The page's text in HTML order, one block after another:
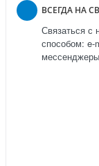
ВСЕГДА НА
Связаться
способом: e-